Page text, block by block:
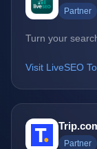
Partner
Turn your
Visit LiveSEO
Partner